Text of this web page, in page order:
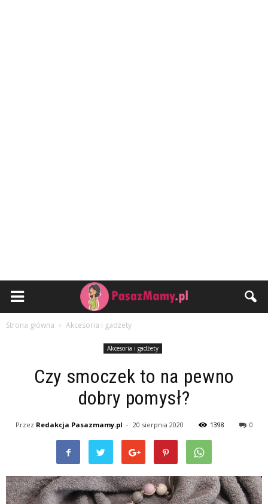
Strona główna Akcesoria i gadżety
Akcesoria i gadżety
Czy smoczek to na pewno
dobry pomysł?
Przez Redakcja Pasazmamy.pl - 20 sierpnia 2020 1398 0